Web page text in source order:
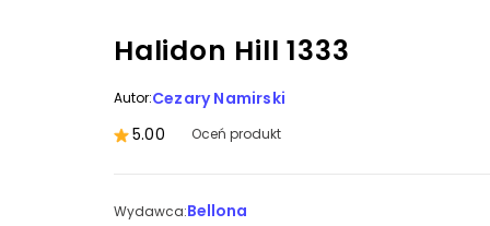
Halidon Hill 1333
Autor:Cezary Namirski
5.00
Oceń produkt
Wydawca:Bellona